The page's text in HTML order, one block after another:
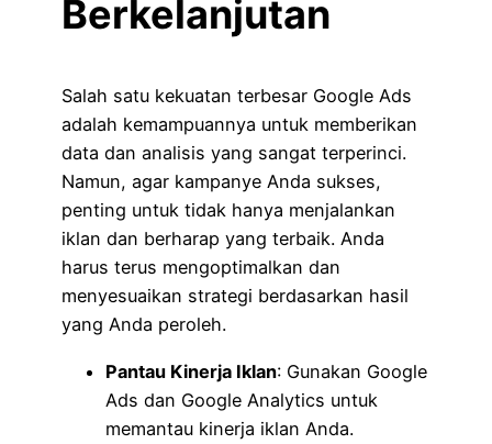
Berkelanjutan
Salah satu kekuatan terbesar Google Ads
adalah kemampuannya untuk memberikan
data dan analisis yang sangat terperinci.
Namun, agar kampanye Anda sukses,
penting untuk tidak hanya menjalankan
iklan dan berharap yang terbaik. Anda
harus terus mengoptimalkan dan
menyesuaikan strategi berdasarkan hasil
yang Anda peroleh.
Pantau Kinerja Iklan: Gunakan Google
Ads dan Google Analytics untuk
memantau kinerja iklan Anda.